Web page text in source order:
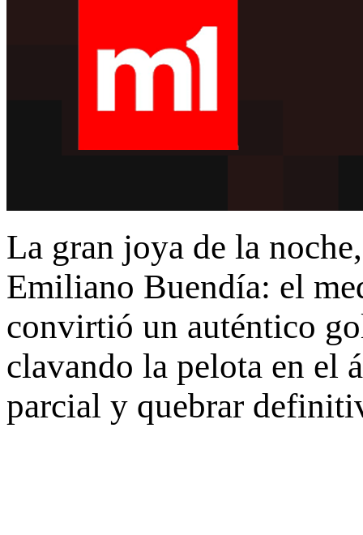
La gran joya de la
Emiliano Buendía: el
convirtió un auténtico
clavando la pelota en el
parcial y quebrar